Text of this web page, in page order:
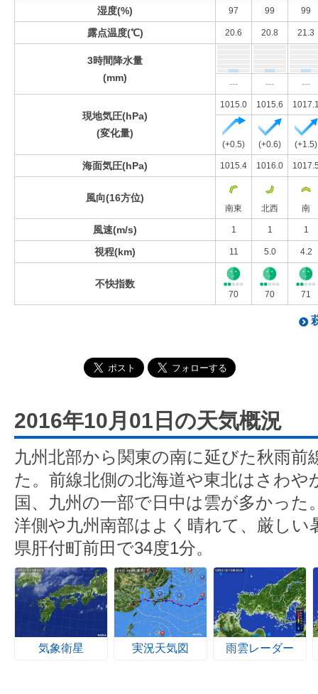
湿度(%) 97 99 99
露点温度(℃) 20.6 20.8 21.3
3時間降水量
(mm)
--- --- ---
現地気圧(hPa)
(変化量)
1015.0 1015.6
(+0.5) (+0.6) (+1.5)
海面気圧(hPa) 1015.4 1016.0
風向(16方位)
南東 北西 南
風速(m/s) 1 1 1
視程(km) 11 5.0 4.2
不快指数
70 70 71
2016年10月01日の天気概況
九州北部から関東の南に延びた秋雨前
た。前線北側の北海道や東北はさわや
国、九州の一部で日中は雲が多かった
洋側や九州南部はよく晴れて、厳しい
県肝付町前田で34度1分。
気象衛星 実況天気図 雨雲レーダー